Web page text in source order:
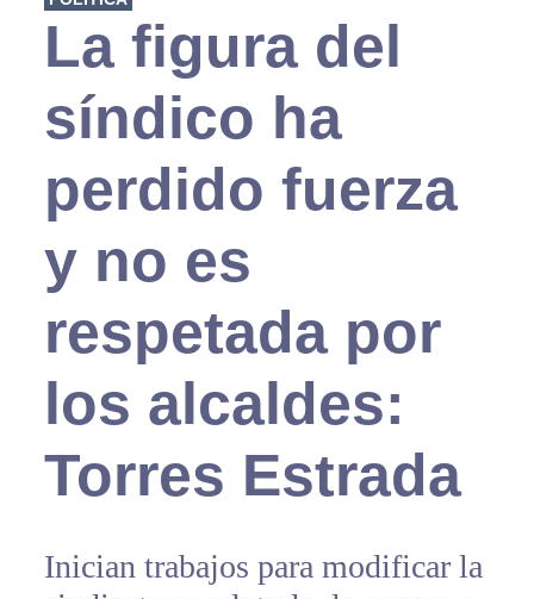
La figura del
síndico ha
perdido fuerza
y no es
respetada por
los alcaldes:
Torres Estrada
Inician trabajos para modificar la